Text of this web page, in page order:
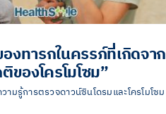
องทารกในครรภ์ที่เกิดจาก
องโครโมโซม”
ามรู้การตรวจดาวน์ซินโดรมและโครโมโซม